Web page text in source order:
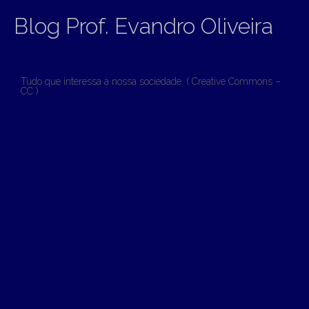
Blog Prof. Evandro Oliveira
Tudo que interessa à nossa sociedade. ( Creative Commons –
CC )